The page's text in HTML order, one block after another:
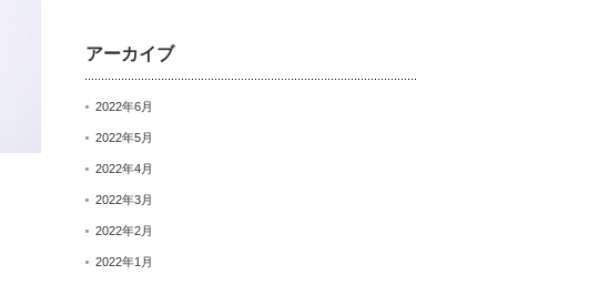
アーカイブ
2022年6月
2022年5月
2022年4月
2022年3月
2022年2月
2022年1月